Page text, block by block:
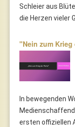
Schleier aus
die Herzen vieler
"Nein zum
In bewegenden
ersten offiziellen